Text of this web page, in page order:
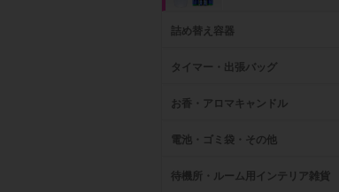
詰め替え容器
タイマー・出張バッグ
お香・アロマキャンドル
電池・ゴミ袋・その他
待機所・ルーム用インテリア雑貨